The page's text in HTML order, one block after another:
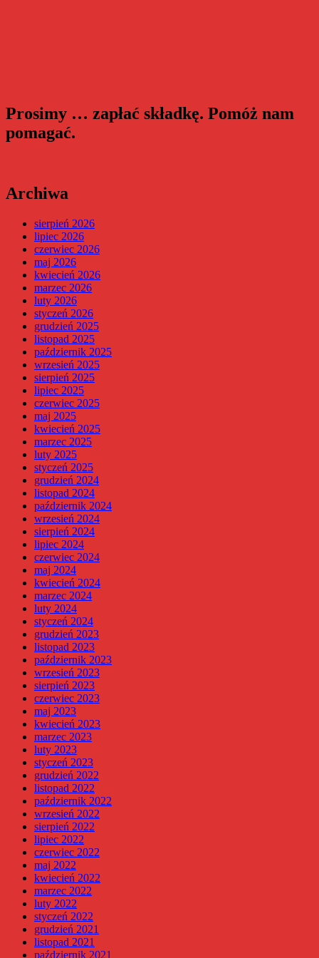
Prosimy … zapłać składkę. Pomóż nam
pomagać.
Archiwa
sierpień 2026
lipiec 2026
czerwiec 2026
maj 2026
kwiecień 2026
marzec 2026
luty 2026
styczeń 2026
grudzień 2025
listopad 2025
październik 2025
wrzesień 2025
sierpień 2025
lipiec 2025
czerwiec 2025
maj 2025
kwiecień 2025
marzec 2025
luty 2025
styczeń 2025
grudzień 2024
listopad 2024
październik 2024
wrzesień 2024
sierpień 2024
lipiec 2024
czerwiec 2024
maj 2024
kwiecień 2024
marzec 2024
luty 2024
styczeń 2024
grudzień 2023
listopad 2023
październik 2023
wrzesień 2023
sierpień 2023
czerwiec 2023
maj 2023
kwiecień 2023
marzec 2023
luty 2023
styczeń 2023
grudzień 2022
listopad 2022
październik 2022
wrzesień 2022
sierpień 2022
lipiec 2022
czerwiec 2022
maj 2022
kwiecień 2022
marzec 2022
luty 2022
styczeń 2022
grudzień 2021
listopad 2021
październik 2021